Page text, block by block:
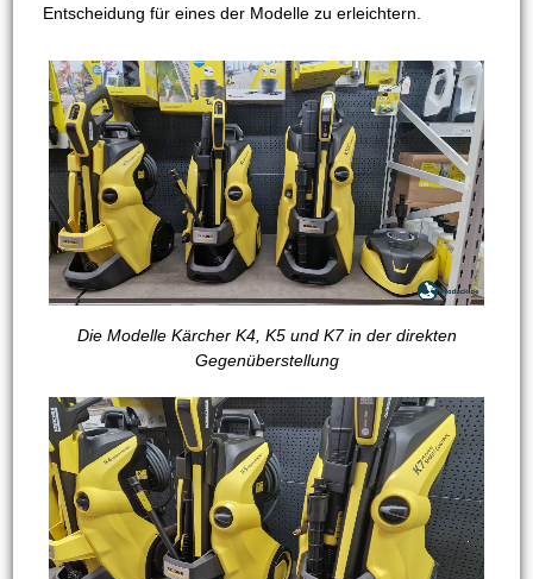
Entscheidung für eines der Modelle zu erleichtern.
Die Modelle Kärcher K4, K5 und K7 in der direkten
Gegenüberstellung